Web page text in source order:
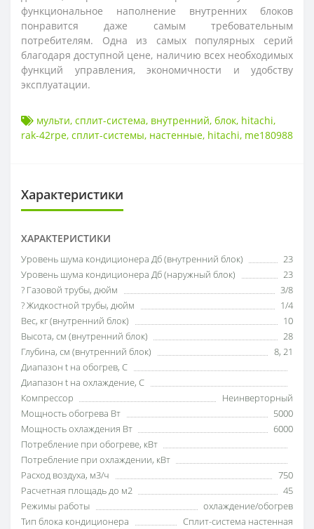
функциональное наполнение внутренних блоков
понравится даже самым требовательным
потребителям. Одна из самых популярных серий
благодаря доступной цене, наличию всех необходимых
функций управления, экономичности и удобству
эксплуатации.
мульти, сплит-система, внутренний, блок, hitachi,
rak-42rpe, cплит-системы, настенные, hitachi, me180988
Характеристики
ХАРАКТЕРИСТИКИ
Уровень шума кондиционера Дб (внутренний блок)
23
Уровень шума кондиционера Дб (наружный блок)
23
? Газовой трубы, дюйм
3/8
? Жидкостной трубы, дюйм
1/4
Вес, кг (внутренний блок)
10
Высота, см (внутренний блок)
28
Глубина, см (внутренний блок)
8, 21
Диапазон t на обогрев, С
Диапазон t на охлаждение, С
Компрессор
Неинверторный
Мощность обогрева Вт
5000
Мощность охлаждения Вт
6000
Потребление при обогреве, кВт
Потребление при охлаждении, кВт
Расход воздуха, м3/ч
750
Расчетная площадь до м2
45
Режимы работы
охлаждение/обогрев
Тип блока кондиционера
Сплит-система настенная